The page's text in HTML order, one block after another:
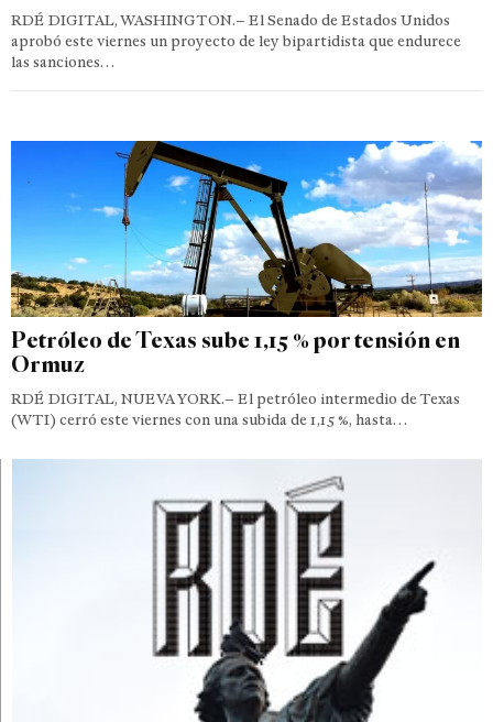
RDÉ DIGITAL, WASHINGTON.– El Senado de Estados Unidos
aprobó este viernes un proyecto de ley bipartidista que endurece
las sanciones…
Petróleo de Texas sube 1,15 % por tensión en
Ormuz
RDÉ DIGITAL, NUEVA YORK.– El petróleo intermedio de Texas
(WTI) cerró este viernes con una subida de 1,15 %, hasta…